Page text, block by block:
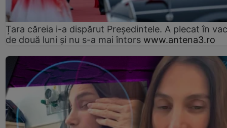
Țara căreia i-a dispărut Președintele. A plecat în
de două luni și nu s-a mai întors www.antena3.ro